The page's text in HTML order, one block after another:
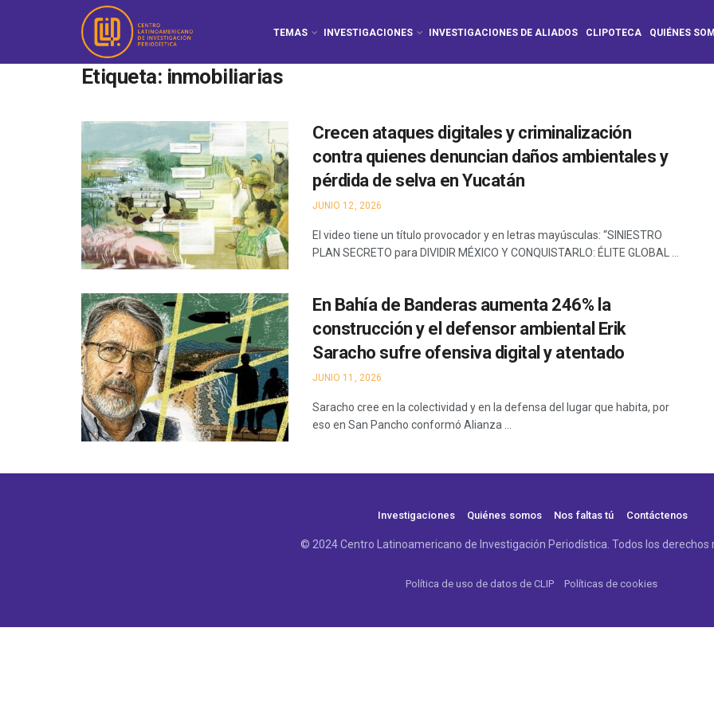
TEMAS INVESTIGACIONES INVESTIGACIONES DE ALIADOS CLIPOTECA QUIÉNES
Etiqueta: inmobiliarias
Crecen ataques digitales y criminalización
contra quienes denuncian daños ambientales y
pérdida de selva en Yucatán
JUNIO 12, 2026
El video tiene un título provocador y en letras mayúsculas: “SINIESTRO
PLAN SECRETO para DIVIDIR MÉXICO Y CONQUISTARLO: ÉLITE GLOBAL ...
En Bahía de Banderas aumenta 246% la
construcción y el defensor ambiental Erik
Saracho sufre ofensiva digital y atentado
JUNIO 11, 2026
Saracho cree en la colectividad y en la defensa del lugar que habita, por
eso en San Pancho conformó Alianza ...
Investigaciones Quiénes somos Nos faltas tú Contáctenos
© 2024 Centro Latinoamericano de Investigación Periodística. Todos los derechos
Política de uso de datos de CLIP Políticas de cookies